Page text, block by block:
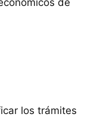
los trámites